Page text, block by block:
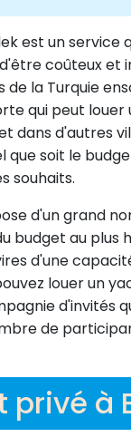
est un service
coûteux et
la Turquie
qui peut
dans d'autres
que soit le
souhaits.
d'un grand
budget au plus
d'une
louer un
d'invités
de
privé à